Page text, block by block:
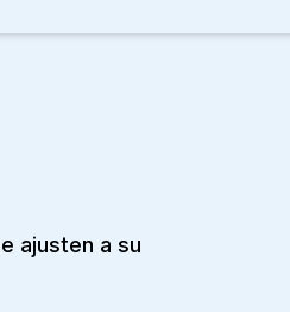
ajusten a su